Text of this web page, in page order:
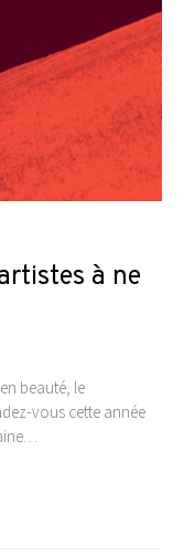
à ne
beauté, le
vous cette année